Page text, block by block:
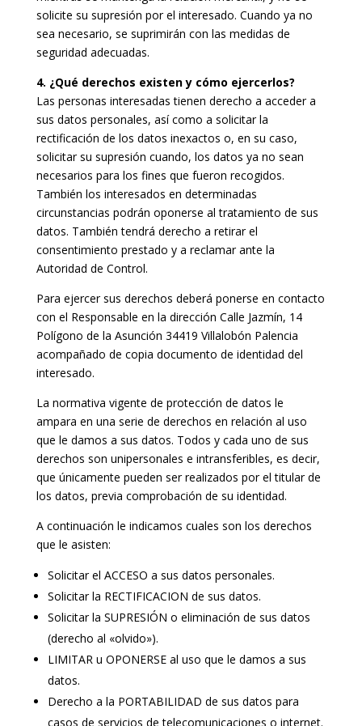
solicite su supresión por el interesado. Cuando ya no
sea necesario, se suprimirán con las medidas de
seguridad adecuadas.
4. ¿Qué derechos existen y cómo ejercerlos?
Las personas interesadas tienen derecho a acceder a
sus datos personales, así como a solicitar la
rectificación de los datos inexactos o, en su caso,
solicitar su supresión cuando, los datos ya no sean
necesarios para los fines que fueron recogidos.
También los interesados en determinadas
circunstancias podrán oponerse al tratamiento de sus
datos. También tendrá derecho a retirar el
consentimiento prestado y a reclamar ante la
Autoridad de Control.
Para ejercer sus derechos deberá ponerse en contacto
con el Responsable en la dirección Calle Jazmín, 14
Polígono de la Asunción 34419 Villalobón Palencia
acompañado de copia documento de identidad del
interesado.
La normativa vigente de protección de datos le
ampara en una serie de derechos en relación al uso
que le damos a sus datos. Todos y cada uno de sus
derechos son unipersonales e intransferibles, es decir,
que únicamente pueden ser realizados por el titular de
los datos, previa comprobación de su identidad.
A continuación le indicamos cuales son los derechos
que le asisten:
Solicitar el ACCESO a sus datos personales.
Solicitar la RECTIFICACION de sus datos.
Solicitar la SUPRESIÓN o eliminación de sus datos
(derecho al «olvido»).
LIMITAR u OPONERSE al uso que le damos a sus
datos.
Derecho a la PORTABILIDAD de sus datos para
casos de servicios de telecomunicaciones o internet.